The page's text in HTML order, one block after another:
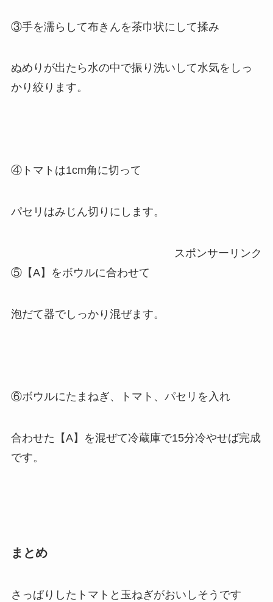
③手を濡らして布きんを茶巾状にして揉み
ぬめりが出たら水の中で振り洗いして水気をしっ
かり絞ります。
④トマトは1cm角に切って
パセリはみじん切りにします。
スポンサーリンク
⑤【A】をボウルに合わせて
泡だて器でしっかり混ぜます。
⑥ボウルにたまねぎ、トマト、パセリを入れ
合わせた【A】を混ぜて冷蔵庫で15分冷やせば完成
です。
まとめ
さっぱりしたトマトと玉ねぎがおいしそうです